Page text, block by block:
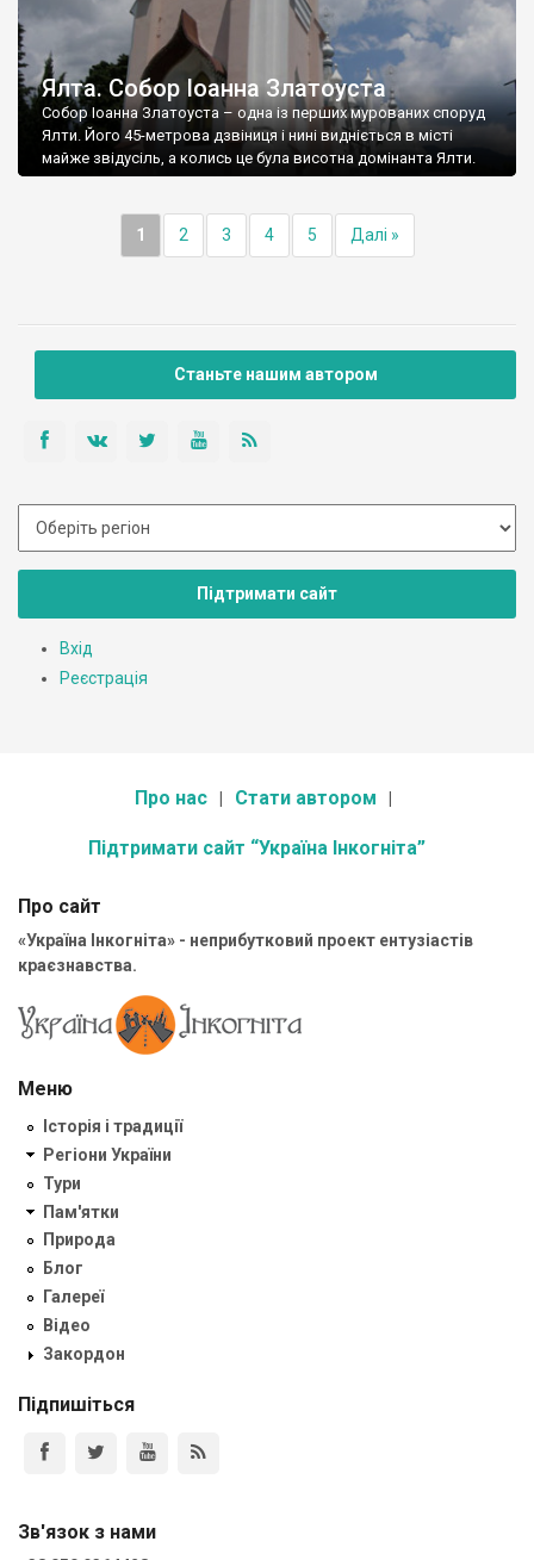
Ялта. Собор Іоанна Златоуста
Собор Іоанна Златоуста – одна із перших мурованих споруд
Ялти. Його 45-метрова дзвіниця і нині видніється в місті
майже звідусіль, а колись це була висотна домінанта Ялти.
1 2 3 4 5 Далі »
Станьте нашим автором
Підтримати сайт
Вхід
Реєстрація
Про нас Стати автором
Підтримати сайт “Україна Інкогніта”
Про сайт
«Україна Інкогніта» - неприбутковий проект ентузіастів
краєзнавства.
Меню
Історія і традиції
Регіони України
Тури
Пам'ятки
Природа
Блог
Галереї
Відео
Закордон
Підпишіться
Зв'язок з нами